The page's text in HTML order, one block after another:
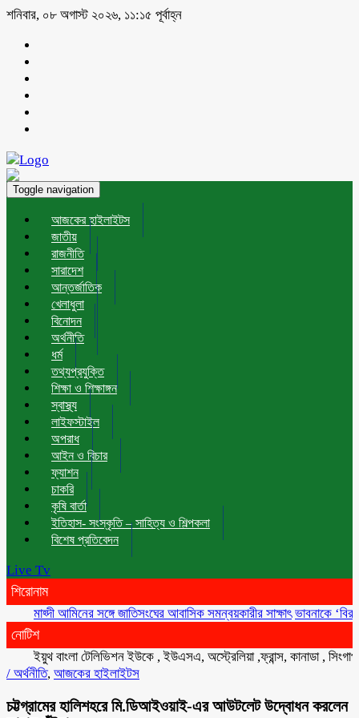
শনিবার, ০৮ অগাস্ট ২০২৬, ১১:১৫ পূর্বাহ্ন
Toggle navigation
আজকের হাইলাইটস
জাতীয়
রাজনীতি
সারাদেশ
আন্তর্জাতিক
খেলাধুলা
বিনোদন
অর্থনীতি
ধর্ম
তথ্যপ্রযুক্তি
শিক্ষা ও শিক্ষাঙ্গন
স্বাস্থ্য
লাইফস্টাইল
অপরাধ
আইন ও বিচার
ফ্যাশন
চাকরি
কৃষি বার্তা
ইতিহাস- সংস্কৃতি – সাহিত্য ও শিল্পকলা
বিশেষ প্রতিবেদন
Live Tv
শিরোনাম
মাহ্দী আমিনের সঙ্গে জাতিসংঘের আবাসিক সমন্বয়কারীর সাক্ষাৎ ভাবনাকে ‘বিরল
নোটিশ
ইয়ুথ বাংলা টেলিভিশন ইউকে , ইউএসএ, অস্ট্রেলিয়া ,ফ্রান্স, কানাডা , সিংগাপুর ,
/ অর্থনীতি, আজকের হাইলাইটস
চট্টগ্রামের হালিশহরে মি.ডিআইওয়াই-এর আউটলেট উদ্বোধন করলেন